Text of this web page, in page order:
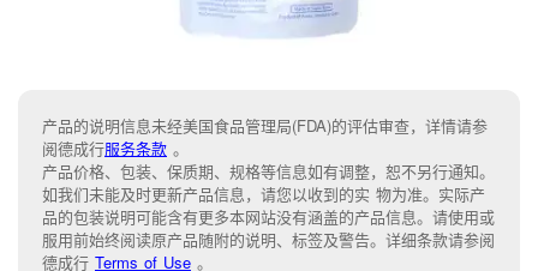
产品的说明信息未经美国食品管理局(FDA)的评估审查，详情请参
阅德成行服务条款 。
产品价格、包装、保质期、规格等信息如有调整，恕不另行通知。
如我们未能及时更新产品信息，请您以收到的实 物为准。实际产
品的包装说明可能含有更多本网站没有涵盖的产品信息。请使用或
服用前始终阅读原产品随附的说明、标签及警告。详细条款请参阅
德成行 Terms of Use 。